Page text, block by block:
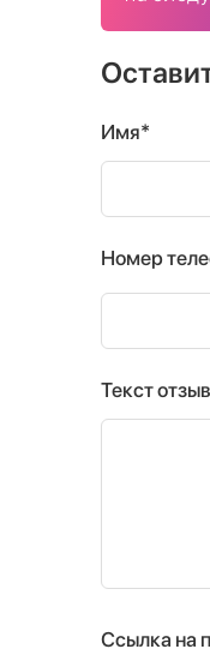
Имя*
Номер
Текст
Ссылка на